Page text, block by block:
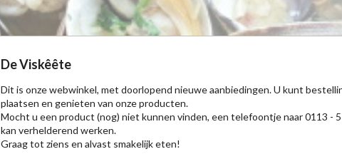
De Viskêête
Dit is onze webwinkel, met doorlopend nieuwe aanbiedingen. U kunt
plaatsen en genieten van onze producten.
Mocht u een product (nog) niet kunnen vinden, een telefoontje naar 0113 -
kan verhelderend werken.
Graag tot ziens en alvast smakelijk eten!